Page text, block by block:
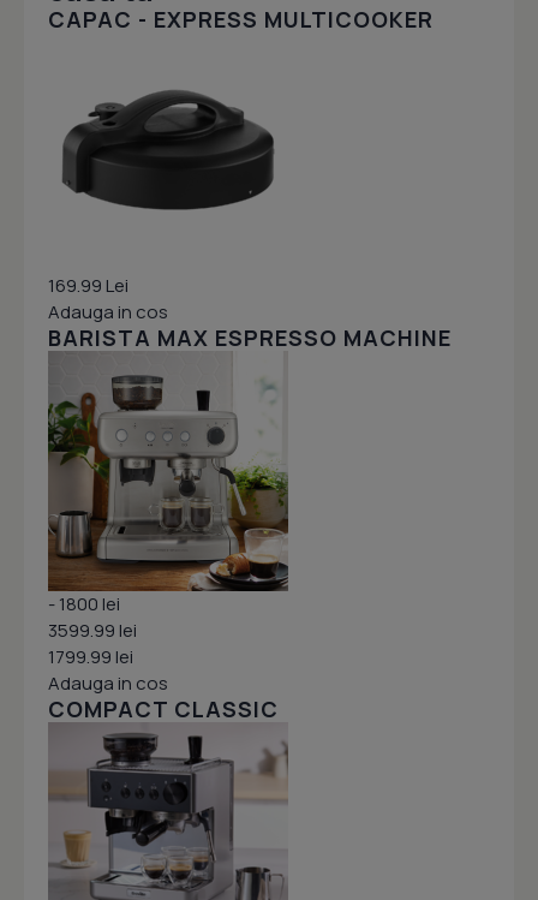
CAPAC - EXPRESS MULTICOOKER
169.99 Lei
Adauga in cos
BARISTA MAX ESPRESSO MACHINE
- 1800 lei
3599.99 lei
1799.99 lei
Adauga in cos
COMPACT CLASSIC